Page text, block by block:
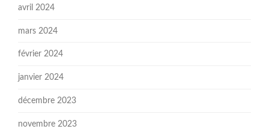
avril 2024
mars 2024
février 2024
janvier 2024
décembre 2023
novembre 2023